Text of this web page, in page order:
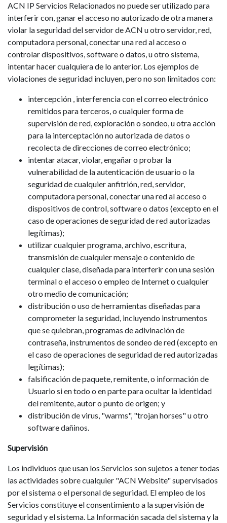
ACN IP Servicios Relacionados no puede ser utilizado para
interferir con, ganar el acceso no autorizado de otra manera
violar la seguridad del servidor de ACN u otro servidor, red,
computadora personal, conectar una red al acceso o
controlar dispositivos, software o datos, u otro sistema,
intentar hacer cualquiera de lo anterior. Los ejemplos de
violaciones de seguridad incluyen, pero no son limitados con:
intercepción , interferencia con el correo electrónico
remitidos para terceros, o cualquier forma de
supervisión de red, exploración o sondeo, u otra acción
para la interceptación no autorizada de datos o
recolecta de direcciones de correo electrónico;
intentar atacar, violar, engañar o probar la
vulnerabilidad de la autenticación de usuario o la
seguridad de cualquier anfitrión, red, servidor,
computadora personal, conectar una red al acceso o
dispositivos de control, software o datos (excepto en el
caso de operaciones de seguridad de red autorizadas
legítimas);
utilizar cualquier programa, archivo, escritura,
transmisión de cualquier mensaje o contenido de
cualquier clase, diseñada para interferir con una sesión
terminal o el acceso o empleo de Internet o cualquier
otro medio de comunicación;
distribución o uso de herramientas diseñadas para
comprometer la seguridad, incluyendo instrumentos
que se quiebran, programas de adivinación de
contraseña, instrumentos de sondeo de red (excepto en
el caso de operaciones de seguridad de red autorizadas
legítimas);
falsificación de paquete, remitente, o información de
Usuario si en todo o en parte para ocultar la identidad
del remitente, autor o punto de origen; y
distribución de virus, "warms", "trojan horses" u otro
software dañinos.
Supervisión
Los individuos que usan los Servicios son sujetos a tener todas
las actividades sobre cualquier "ACN Website" supervisados
por el sistema o el personal de seguridad. El empleo de los
Servicios constituye el consentimiento a la supervisión de
seguridad y el sistema. La Información sacada del sistema y la